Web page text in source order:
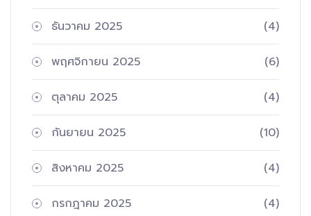
ธันวาคม 2025 (4)
พฤศจิกายน 2025 (6)
ตุลาคม 2025 (4)
กันยายน 2025 (10)
สิงหาคม 2025 (4)
กรกฎาคม 2025 (4)